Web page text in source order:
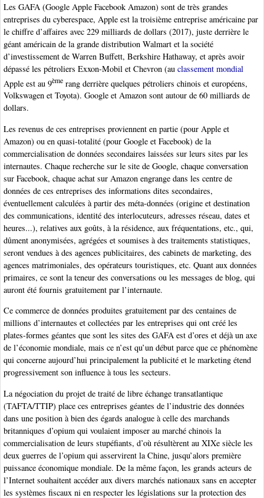
Les GAFA (Google Apple Facebook Amazon) sont de très grandes
entreprises du cyberespace, Apple est la troisième entreprise américaine par
le chiffre d’affaires avec 229 milliards de dollars (2017), juste derrière le
géant américain de la grande distribution Walmart et la société
d’investissement de Warren Buffett, Berkshire Hathaway, et après avoir
dépassé les pétroliers Exxon-Mobil et Chevron (au classement mondial
Apple est au 9ème rang derrière quelques pétroliers chinois et européens,
Volkswagen et Toyota). Google et Amazon sont autour de 60 milliards de
dollars.
Les revenus de ces entreprises proviennent en partie (pour Apple et
Amazon) ou en quasi-totalité (pour Google et Facebook) de la
commercialisation de données secondaires laissées sur leurs sites par les
internautes. Chaque recherche sur le site de Google, chaque conversation
sur Facebook, chaque achat sur Amazon engrange dans les centre de
données de ces entreprises des informations dites secondaires,
éventuellement calculées à partir des méta-données (origine et destination
des communications, identité des interlocuteurs, adresses réseau, dates et
heures...), relatives aux goûts, à la résidence, aux fréquentations, etc., qui,
dûment anonymisées, agrégées et soumises à des traitements statistiques,
seront vendues à des agences publicitaires, des cabinets de marketing, des
agences matrimoniales, des opérateurs touristiques, etc. Quant aux données
primaires, ce sont la teneur des conversations ou les messages de blog, qui
auront été fournis gratuitement par l’internaute.
Ce commerce de données produites gratuitement par des centaines de
millions d’internautes et collectées par les entreprises qui ont créé les
plates-formes géantes que sont les sites des GAFA est d’ores et déjà un axe
de l’économie mondiale, mais ce n’est qu’un début parce que ce phénomène
qui concerne aujourd’hui principalement la publicité et le marketing étend
progressivement son influence à tous les secteurs.
La négociation du projet de traité de libre échange transatlantique
(TAFTA/TTIP) place ces entreprises géantes de l’industrie des données
dans une position à bien des égards analogue à celle des marchands
britanniques d’opium qui voulaient imposer au marché chinois la
commercialisation de leurs stupéfiants, d’où résultèrent au XIXe siècle les
deux guerres de l’opium qui asservirent la Chine, jusqu’alors première
puissance économique mondiale. De la même façon, les grands acteurs de
l’Internet souhaitent accéder aux divers marchés nationaux sans en accepter
les systèmes fiscaux ni en respecter les législations sur la protection des